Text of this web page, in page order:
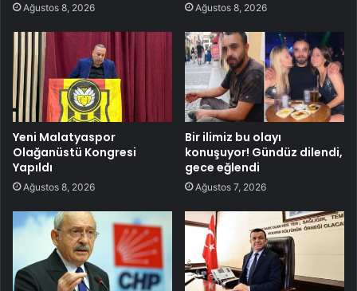
Ağustos 8, 2026 Ağustos 8, 2026
Yeni Malatyaspor
Olağanüstü Kongresi
Yapıldı
Ağustos 8, 2026
Bir ilimiz bu olayı
konuşuyor! Gündüz dilendi,
gece eğlendi
Ağustos 7, 2026